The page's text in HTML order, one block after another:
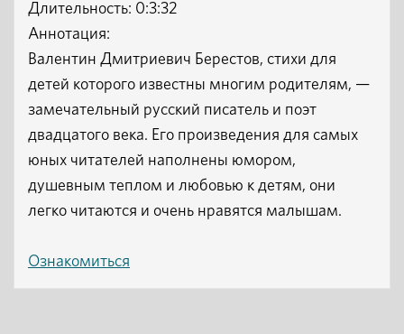
Длительность: 0:3:32
Аннотация:
Валентин Дмитриевич Берестов, стихи для
детей которого известны многим родителям, —
замечательный русский писатель и поэт
двадцатого века. Его произведения для самых
юных читателей наполнены юмором,
душевным теплом и любовью к детям, они
легко читаются и очень нравятся малышам.
Ознакомиться